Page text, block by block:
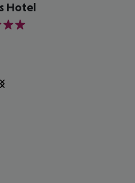
Hotel